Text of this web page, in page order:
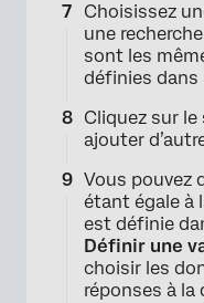
Choisissez
une
sont les
définies dans
Cliquez sur le
ajouter
Vous pouvez
étant égale à
est définie
Définir une
choisir les
réponses à